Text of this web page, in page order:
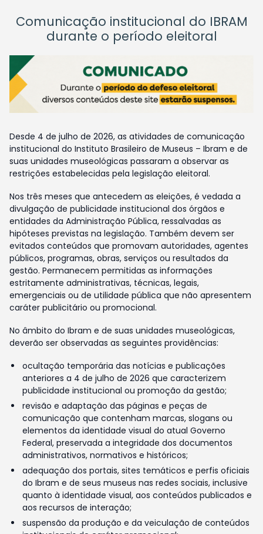
Comunicação institucional do IBRAM
durante o período eleitoral
Desde 4 de julho de 2026, as atividades de comunicação
institucional do Instituto Brasileiro de Museus – Ibram e de
suas unidades museológicas passaram a observar as
restrições estabelecidas pela legislação eleitoral.
Nos três meses que antecedem as eleições, é vedada a
divulgação de publicidade institucional dos órgãos e
entidades da Administração Pública, ressalvadas as
hipóteses previstas na legislação. Também devem ser
evitados conteúdos que promovam autoridades, agentes
públicos, programas, obras, serviços ou resultados da
gestão. Permanecem permitidas as informações
estritamente administrativas, técnicas, legais,
emergenciais ou de utilidade pública que não apresentem
caráter publicitário ou promocional.
No âmbito do Ibram e de suas unidades museológicas,
deverão ser observadas as seguintes providências:
ocultação temporária das notícias e publicações
anteriores a 4 de julho de 2026 que caracterizem
publicidade institucional ou promoção da gestão;
revisão e adaptação das páginas e peças de
comunicação que contenham marcas, slogans ou
elementos da identidade visual do atual Governo
Federal, preservada a integridade dos documentos
administrativos, normativos e históricos;
adequação dos portais, sites temáticos e perfis oficiais
do Ibram e de seus museus nas redes sociais, inclusive
quanto à identidade visual, aos conteúdos publicados e
aos recursos de interação;
suspensão da produção e da veiculação de conteúdos